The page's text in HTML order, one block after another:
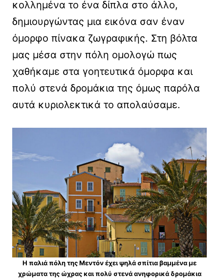
κολλημένα το ένα δίπλα στο άλλο,
δημιουργώντας μια εικόνα σαν έναν
όμορφο πίνακα ζωγραφικής. Στη βόλτα
μας μέσα στην πόλη ομολογώ πως
χαθήκαμε στα γοητευτικά όμορφα και
πολύ στενά δρομάκια της όμως παρόλα
αυτά κυριολεκτικά το απολαύσαμε.
Η παλιά πόλη της Μεντόν έχει ψηλά σπίτια βαμμένα με
χρώματα της ώχρας και πολύ στενά ανηφορικά δρομάκια